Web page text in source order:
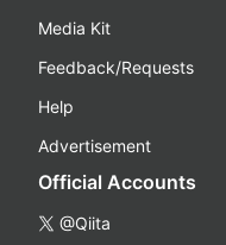
Media Kit
Feedback/Requests
Help
Advertisement
Official Accounts
@Qiita